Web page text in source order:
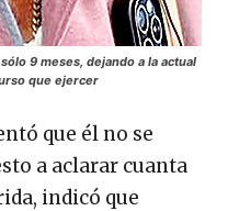
9 meses, dejando a la actual
que ejercer
que él no se
a aclarar cuanta
indicó que